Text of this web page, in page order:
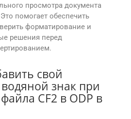
просмотра документа
помогает обеспечить
форматирование и
решения перед
свой
знак при
CF2 в ODP в